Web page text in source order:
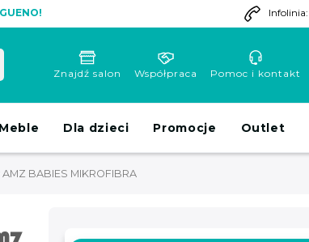
Infolinia:
Znajdź salon Współpraca Pomoc i kontakt
Meble Dla dzieci Promocje Outlet
BABIES MIKROFIBRA